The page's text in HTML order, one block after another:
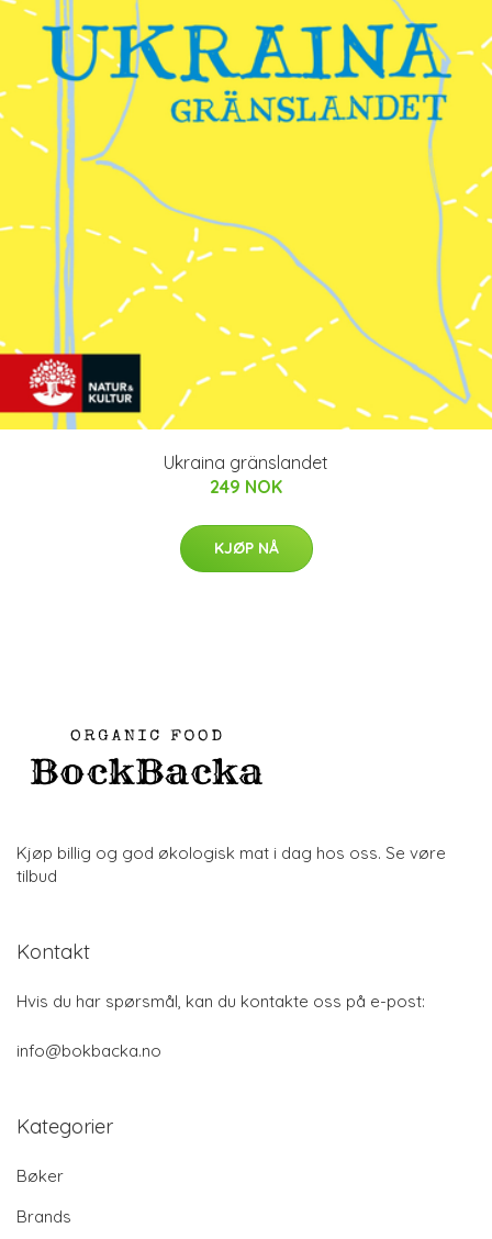
Ukraina gränslandet
249 NOK
KJØP NÅ
Kjøp billig og god økologisk mat i dag hos oss. Se vøre
tilbud
Kontakt
Hvis du har spørsmål, kan du kontakte oss på e-post:
info@bokbacka.no
Kategorier
Bøker
Brands